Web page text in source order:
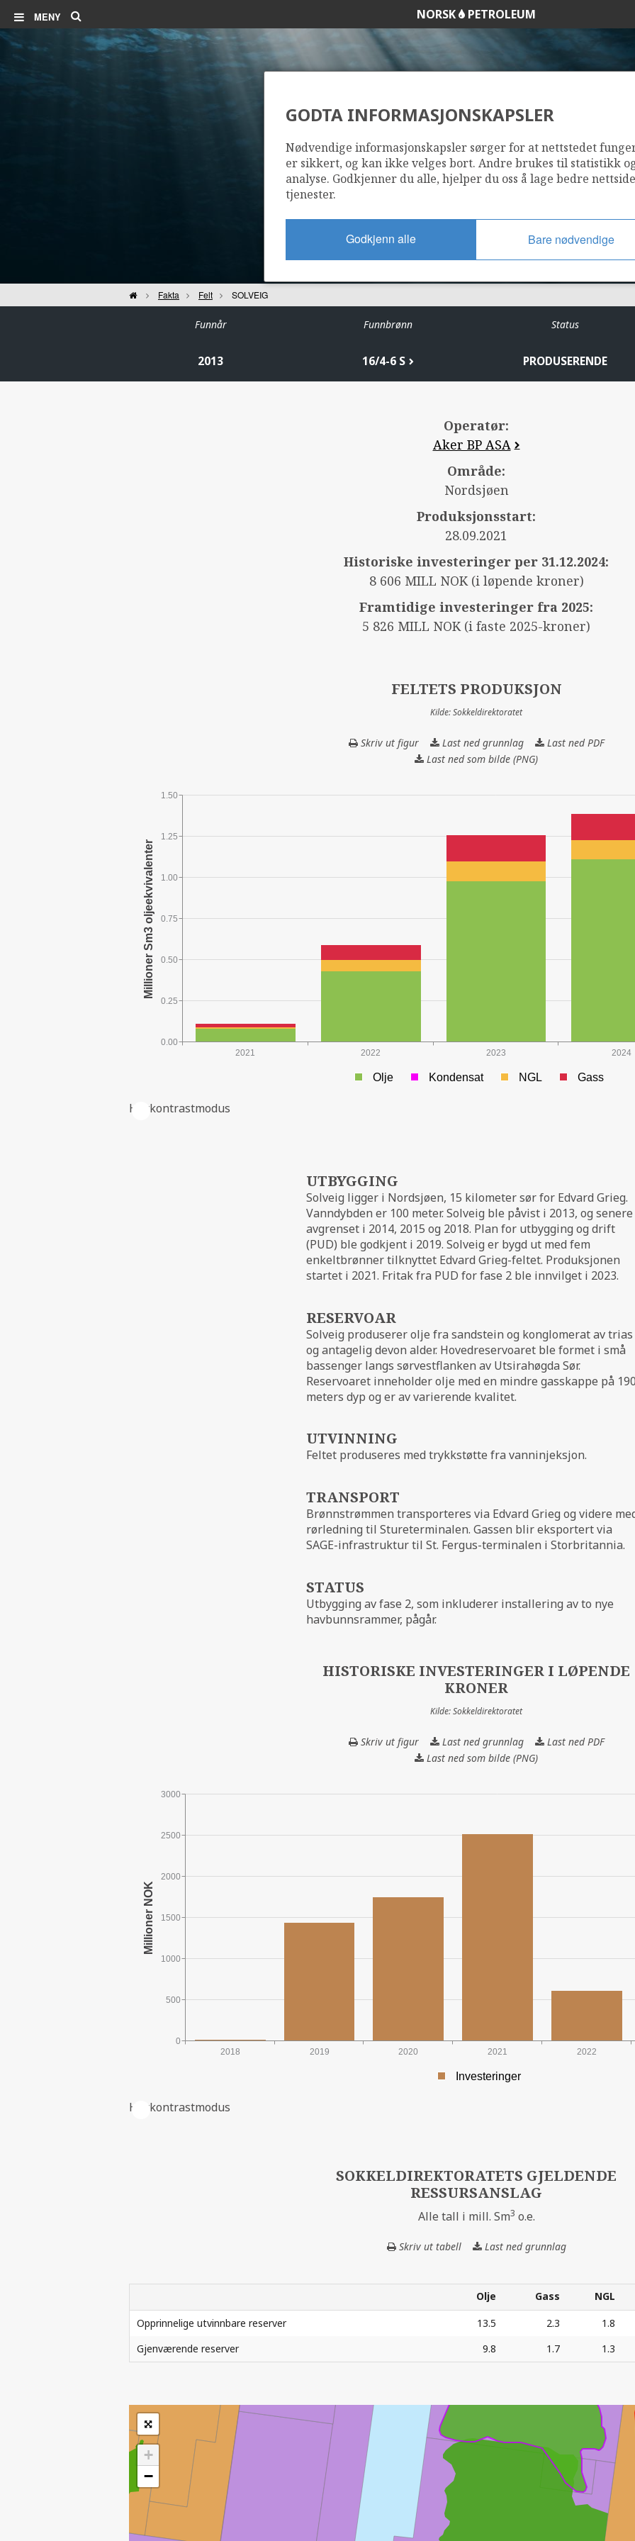
MENY NORSK PETROLEUM
SOLVEIG
Hjem Fakta Felt SOLVEIG
Funnår
2013
Funnbrønn
16/4-6 S
Status
PRODUSERENDE
Operatør:
Aker BP ASA
Område:
Nordsjøen
Produksjonsstart:
28.09.2021
Historiske investeringer per 31.12.2024:
8 606 MILL NOK (i løpende kroner)
Framtidige investeringer fra 2025:
5 826 MILL NOK (i faste 2025-kroner)
FELTETS PRODUKSJON
Kilde: Sokkeldirektoratet
Skriv ut figur Last ned grunnlagFELTETS
PRODUKSJON
Last ned PDF
Last ned som bilde (PNG)
2021 2022 2023 2024
0.00
1.50
0.25
0.50
0.75
1.00
1.25
Olje Kondensat NGL Gass
Høykontrastmodus
UTBYGGING
Solveig ligger i Nordsjøen, 15 kilometer sør for Edvard Grieg.
Vanndybden er 100 meter. Solveig ble påvist i 2013, og senere
avgrenset i 2014, 2015 og 2018. Plan for utbygging og drift
(PUD) ble godkjent i 2019. Solveig er bygd ut med fem
enkeltbrønner tilknyttet Edvard Grieg-feltet. Produksjonen
startet i 2021. Fritak fra PUD for fase 2 ble innvilget i 2023.
RESERVOAR
Solveig produserer olje fra sandstein og konglomerat av trias
og antagelig devon alder. Hovedreservoaret ble formet i små
bassenger langs sørvestflanken av Utsirahøgda Sør.
Reservoaret inneholder olje med en mindre gasskappe på
meters dyp og er av varierende kvalitet.
UTVINNING
Feltet produseres med trykkstøtte fra vanninjeksjon.
TRANSPORT
Brønnstrømmen transporteres via Edvard Grieg og videre
rørledning til Stureterminalen. Gassen blir eksportert via
SAGE-infrastruktur til St. Fergus-terminalen i Storbritannia.
STATUS
Utbygging av fase 2, som inkluderer installering av to nye
havbunnsrammer, pågår.
HISTORISKE INVESTERINGER I LØPENDE
KRONER
Kilde: Sokkeldirektoratet
Skriv ut figur Last ned grunnlagHISTORISKE
INVESTERINGER
Last ned PDF
Last ned som bilde (PNG)
2018 2019 2020 2021 2022
0
3000
500
1000
1500
2000
2500
Investeringer
Høykontrastmodus
SOKKELDIREKTORATETS GJELDENDE
RESSURSANSLAG
Alle tall i mill. Sm3 o.e.
Skriv ut tabell Last ned grunnlag
Olje
Gass NGL
Opprinnelige utvinnbare reserver 13.5 2.3 1.8
Gjenværende reserver
9.8 1.7 1.3
+
−
GODTA INFORMASJONSKAPSLER
Nødvendige informasjonskapsler sørger for at nettstedet
er sikkert, og kan ikke velges bort. Andre brukes til statistikk
analyse. Godkjenner du alle, hjelper du oss å lage bedre
tjenester.
Godkjenn alle Bare nødvendige